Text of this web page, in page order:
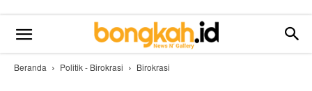
Beranda Politik - Birokrasi Birokrasi